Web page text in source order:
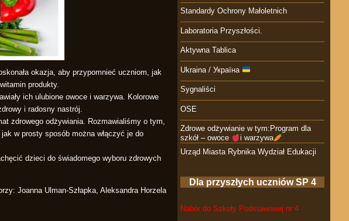
okazja, aby przypomnieć uczniom, jak
produkty.
ich ulubione owoce i warzywa. Kolorowe
i radosny nastrój.
zdrowego odżywiania. Rozmawialiśmy o tym,
w prosty sposób można włączyć je do
dzieci do świadomego wyboru zdrowych
Joanna Ulman-Szłapka, Aleksandra Horzela
Standardy Ochrony Małoletnich
Laboratoria Przyszłości.
Aktywna Tablica
Ukraina / Україна
Sygnaliści
OSE
Zdrowe odżywianie w tym:Program dla
szkół – owoce
i warzywa
Urząd Miasta Rybnika Wydział Edukacji
Dla przyszłych uczniów SP 4
Nabór do Szkoły Podstawowej nr 4